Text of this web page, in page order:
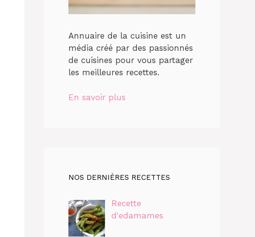
Annuaire de la cuisine est un
média créé par des passionnés
de cuisines pour vous partager
les meilleures recettes.
En savoir plus
NOS DERNIÈRES RECETTES
Recette
d'edamames